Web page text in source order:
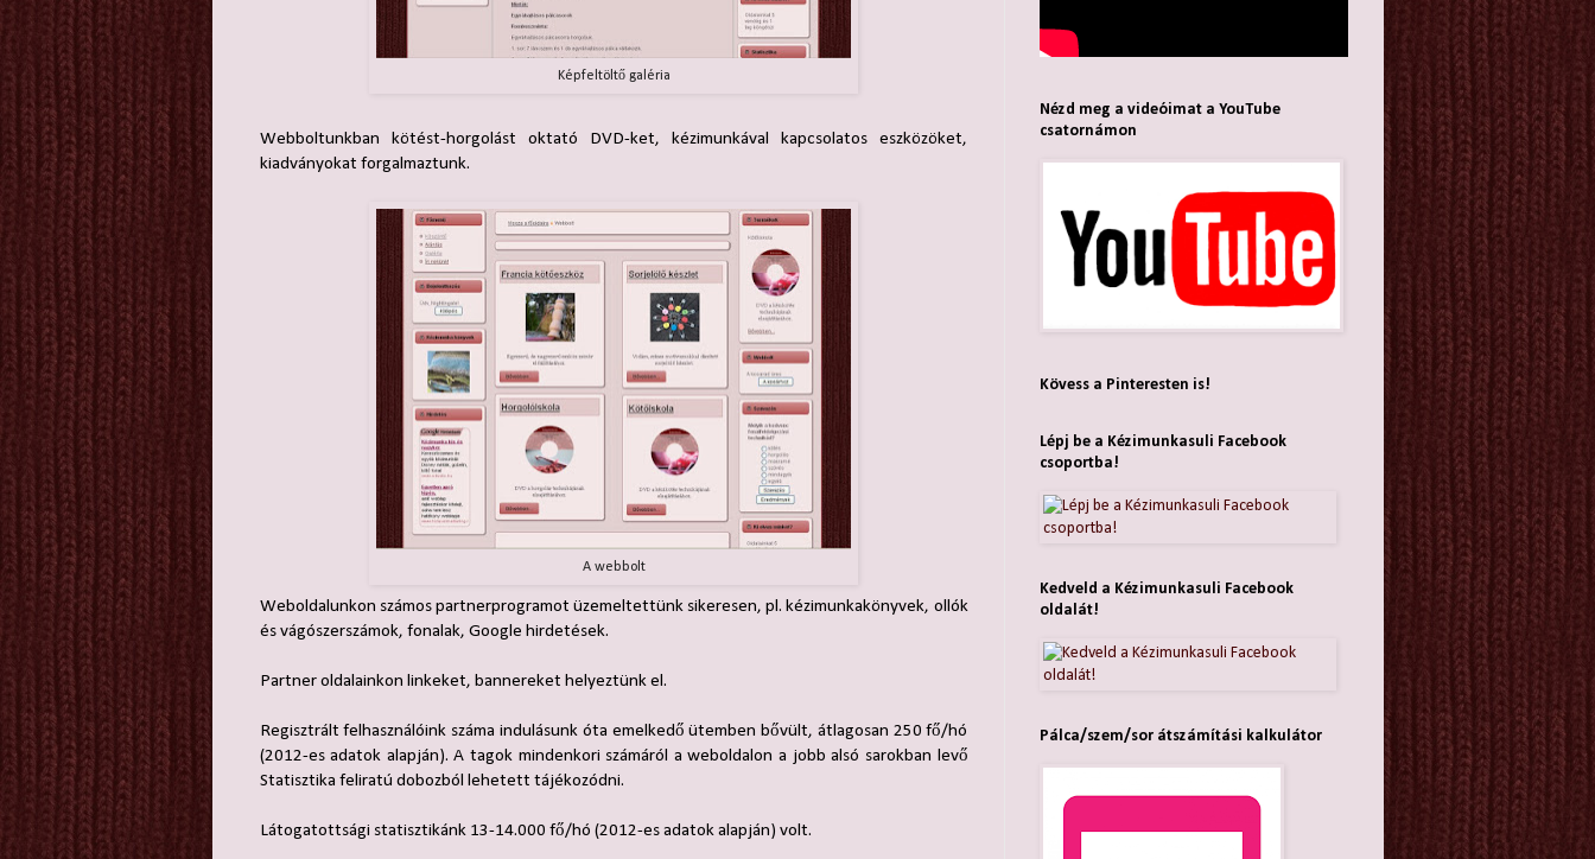
Képfeltöltő galéria
Webboltunkban kötést-horgolást oktató DVD-ket, kézimunkával kapcsolatos eszközöket,
kiadványokat forgalmaztunk.
A webbolt
Weboldalunkon számos partnerprogramot üzemeltettünk sikeresen, pl. kézimunkakönyvek, ollók
és vágószerszámok, fonalak, Google hirdetések.
Partner oldalainkon linkeket, bannereket helyeztünk el.
Regisztrált felhasználóink száma indulásunk óta emelkedő ütemben bővült, átlagosan 250 fő/hó
(2012-es adatok alapján). A tagok mindenkori számáról a weboldalon a jobb alsó sarokban levő
Statisztika feliratú dobozból lehetett tájékozódni.
Látogatottsági statisztikánk 13-14.000 fő/hó (2012-es adatok alapján) volt.
Nézd meg a videóimat a YouTube
csatornámon
Kövess a Pinteresten is!
Lépj be a Kézimunkasuli Facebook
csoportba!
Kedveld a Kézimunkasuli Facebook
oldalát!
Pálca/szem/sor átszámítási kalkulátor